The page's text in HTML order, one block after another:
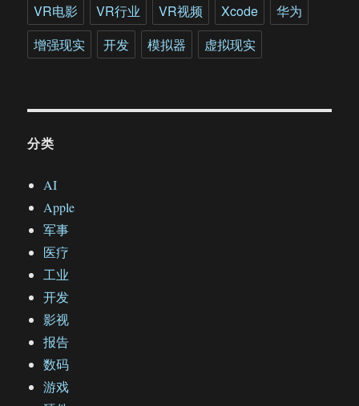
VR电影
VR行业 VR视频 Xcode
华为
增强现实
开发 模拟器 虚拟现实
分类
AI
Apple
军事
医疗
工业
开发
影视
报告
数码
游戏